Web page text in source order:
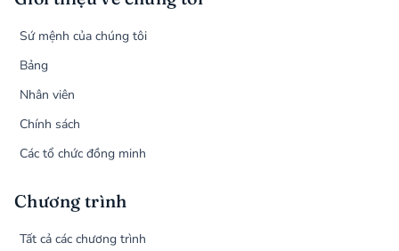
Sứ mệnh của chúng tôi
Bảng
Nhân viên
Chính sách
Các tổ chức đồng minh
Chương trình
Tất cả các chương trình